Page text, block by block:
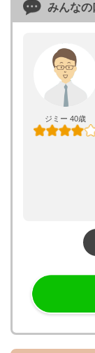
みんなの
ジミー 40歳